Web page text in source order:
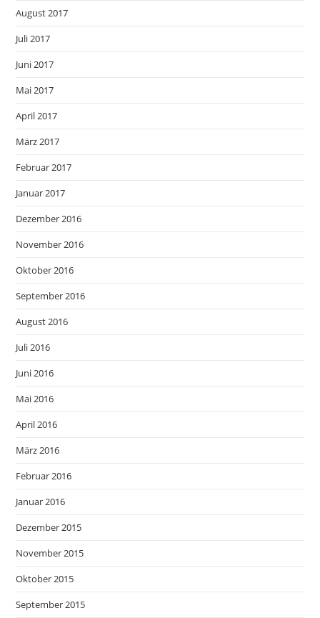
August 2017
Juli 2017
Juni 2017
Mai 2017
April 2017
März 2017
Februar 2017
Januar 2017
Dezember 2016
November 2016
Oktober 2016
September 2016
August 2016
Juli 2016
Juni 2016
Mai 2016
April 2016
März 2016
Februar 2016
Januar 2016
Dezember 2015
November 2015
Oktober 2015
September 2015